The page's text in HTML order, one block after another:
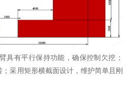
具有平行保持功能，确保控制欠挖；
采用矩形横截面设计，维护简单且刚